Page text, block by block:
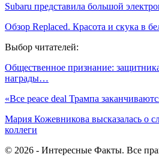
Subaru представила большой
Обзор Replaced. Красота и скука в
Выбор читателей:
Общественное признание:
награды…
«Все peace deal Трампа
Мария Кожевникова высказалась о
коллеги
© 2026 - Интересные Факты. Все